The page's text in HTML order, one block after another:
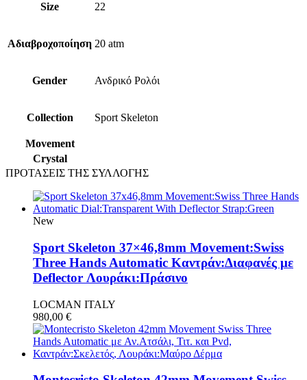
Size 22
Αδιαβροχοποίηση 20 atm
Gender Ανδρικό Ρολόι
Collection Sport Skeleton
Movement
Crystal
ΠΡΟΤΑΣΕΙΣ ΤΗΣ ΣΥΛΛΟΓΗΣ
New
Sport Skeleton 37×46,8mm Movement:Swiss
Three Hands Automatic Καντράν:Διαφανές με
Deflector Λουράκι:Πράσινο
LOCMAN ITALY
980,00 €